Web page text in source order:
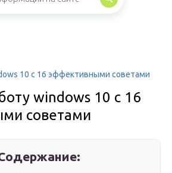
10 с 16 эффективными советами
windows 10 с 16
советами